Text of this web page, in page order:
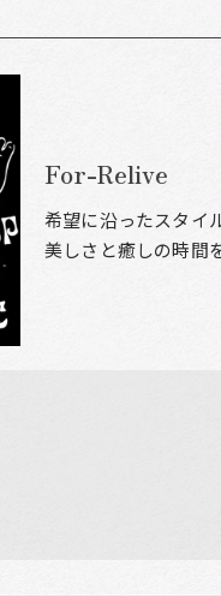
For-Relive
希望に沿ったスタイ
美しさと癒しの時間